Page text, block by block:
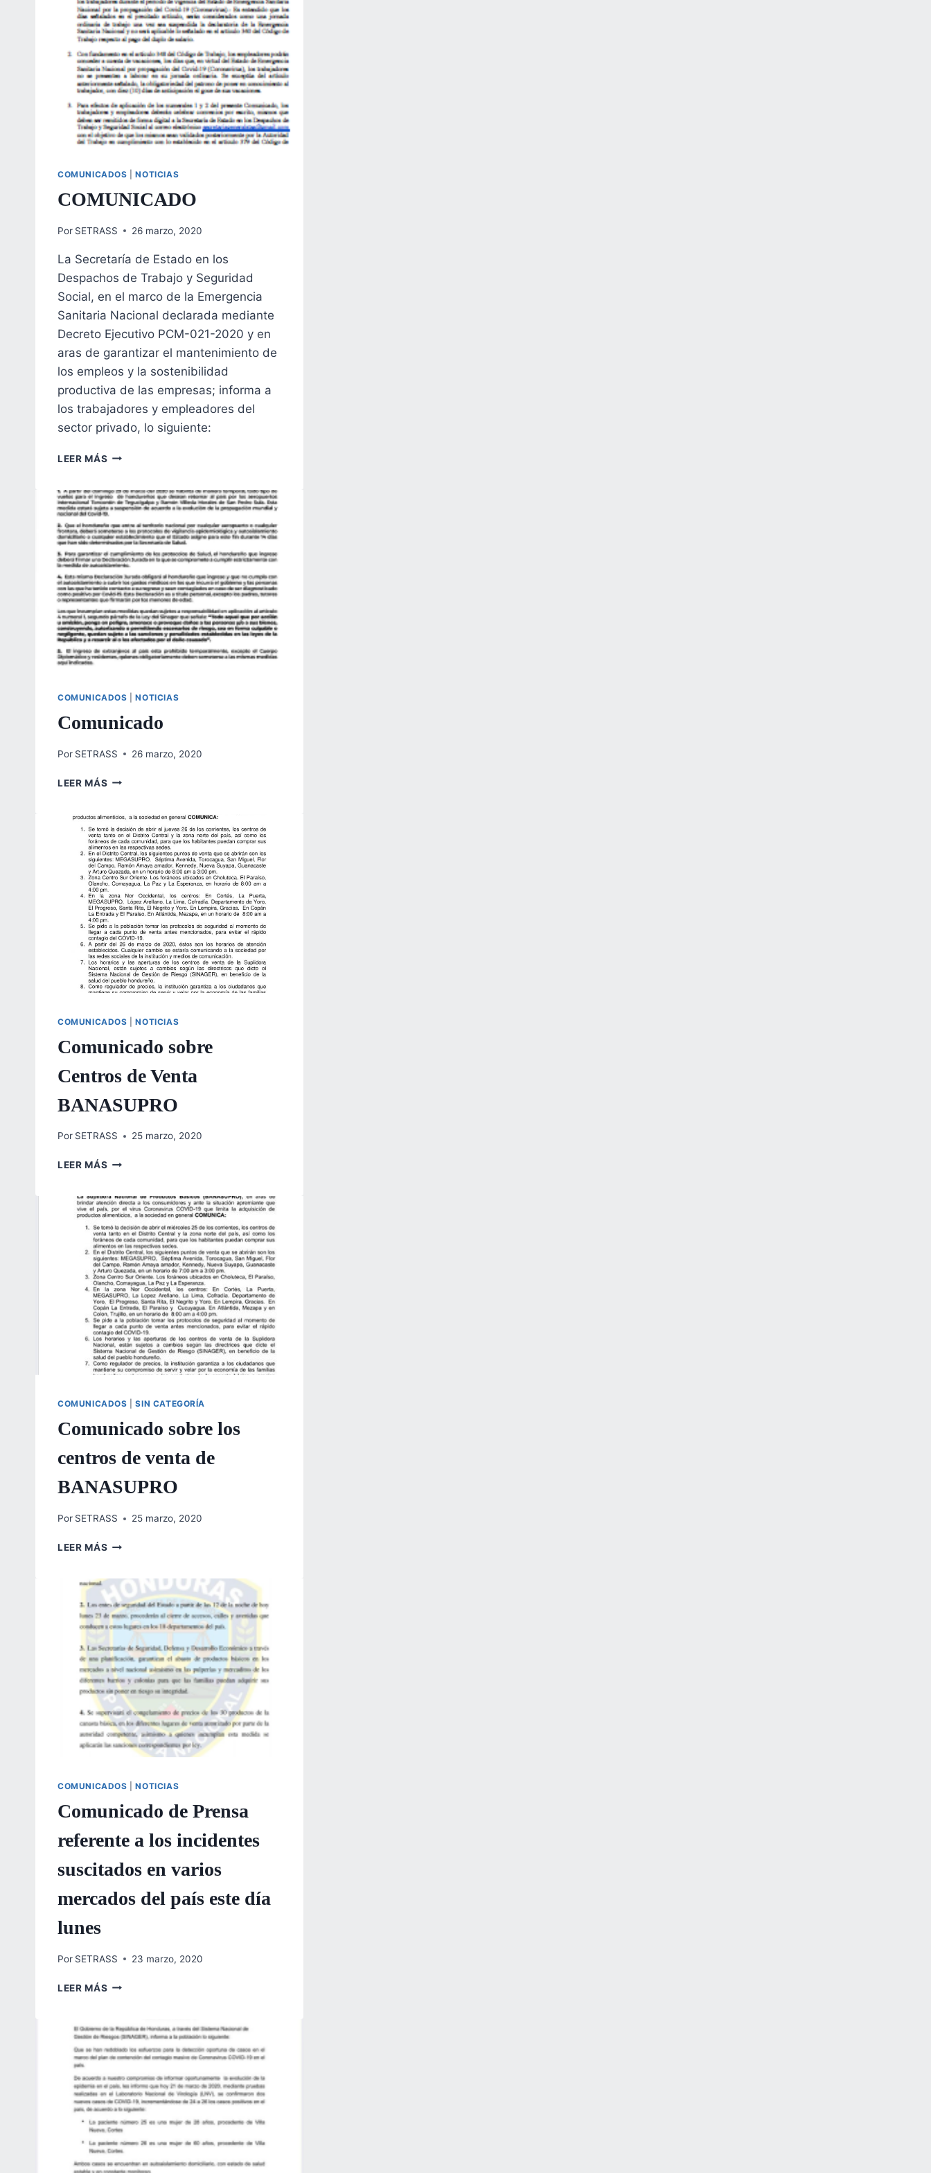
COMUNICADOS |NOTICIAS
COMUNICADO
Por SETRASS 26 marzo, 2020
La Secretaría de Estado en los
Despachos de Trabajo y Seguridad
Social, en el marco de la Emergencia
Sanitaria Nacional declarada mediante
Decreto Ejecutivo PCM-021-2020 y en
aras de garantizar el mantenimiento de
los empleos y la sostenibilidad
productiva de las empresas; informa a
los trabajadores y empleadores del
sector privado, lo siguiente:
LEER MÁS COMUNICADO
COMUNICADOS |NOTICIAS
Comunicado
Por SETRASS 26 marzo, 2020
LEER MÁS COMUNICADO
COMUNICADOS |NOTICIAS
Comunicado sobre
Centros de Venta
BANASUPRO
Por SETRASS 25 marzo, 2020
LEER MÁS COMUNICADO
DE
VENTA
BANASUPRO
COMUNICADOS |SIN CATEGORÍA
Comunicado sobre los
centros de venta de
BANASUPRO
Por SETRASS 25 marzo, 2020
LEER MÁS COMUNICADO
CENTROS
DE
VENTA
DE
BANASUPRO
COMUNICADOS |NOTICIAS
Comunicado de Prensa
referente a los incidentes
suscitados en varios
mercados del país este día
lunes
Por SETRASS 23 marzo, 2020
LEER MÁS COMUNICADO
REFERENTE
A
LOS
SUSCITADOS
EN
VARIOS
MERCADOS
DEL